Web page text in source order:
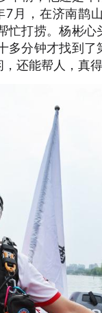
月，在济南鹊
忙打捞。杨彬
多分钟才找到
还能帮人，真得